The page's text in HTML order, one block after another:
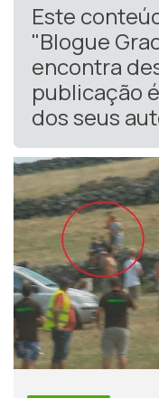
Este
"Blogue
encontra
publicação
dos seus